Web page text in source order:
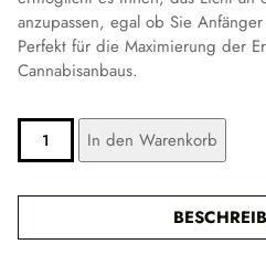
anzupassen, egal ob Sie
Perfekt für die Maximierung der
Cannabisanbaus.
LED
3.2
In den Warenkorb
ALTERNATIVE: